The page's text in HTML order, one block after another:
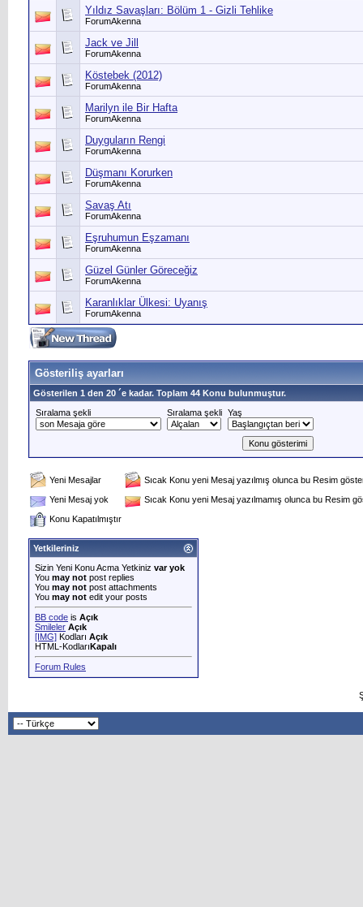
Yıldız Savaşları: Bölüm 1 - Gizli Tehlike
ForumAkenna
Jack ve Jill
ForumAkenna
Köstebek (2012)
ForumAkenna
Marilyn ile Bir Hafta
ForumAkenna
Duyguların Rengi
ForumAkenna
Düşmanı Korurken
ForumAkenna
Savaş Atı
ForumAkenna
Eşruhumun Eşzamanı
ForumAkenna
Güzel Günler Göreceğiz
ForumAkenna
Karanlıklar Ülkesi: Uyanış
ForumAkenna
Gösteriliş ayarları
Gösterilen 1 den 20 ´e kadar. Toplam 44 Konu bulunmuştur.
Sıralama şekli
Sıralama şekli Yaş
Yeni Mesajlar
Sıcak Konu yeni Mesaj yazılmış olunca bu Resim
Yeni Mesaj yok
Sıcak Konu yeni Mesaj yazılmamış olunca bu Resim
Konu Kapatılmıştır
Yetkileriniz
Sizin Yeni Konu Acma Yetkiniz var yok
You may not post replies
You may not post attachments
You may not edit your posts
BB code is Açık
Smileler Açık
[IMG] Kodları Açık
HTML-KodlarıKapalı
Forum Rules